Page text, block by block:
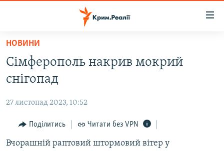
Перейти
основного
матеріалу
до
навігації
Перейти
НОВИНИ
ВОДА.КРИМ
ПОЛІТИКА
БЛОГИ
ПОГЛЯД
НОВИНИ
Сімферополь накрив мокрий
снігопад
27 листопад 2023, 10:52
Поділитись Читати без VPN
Вчорашній раптовий штормовий вітер у